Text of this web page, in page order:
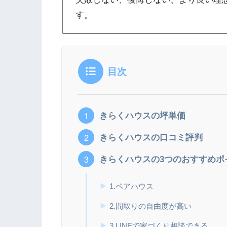
す。
目次
きらくハウスの坪単価
きらくハウスの口コミ評判
きらくハウスの3つのおすすめポ
1.ペアハウス
2.間取りの自由度が高い